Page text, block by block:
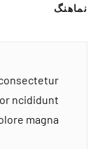
نماهنگ
ncididunt
magna